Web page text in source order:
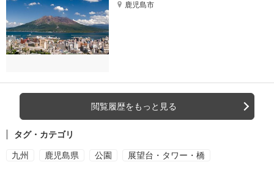
鹿児島市
閲覧履歴をもっと見る
タグ・カテゴリ
九州 鹿児島県 公園 展望台・タワー・橋